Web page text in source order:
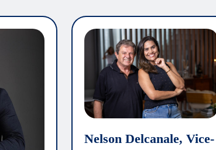
Nelson Delcanale, Vice-